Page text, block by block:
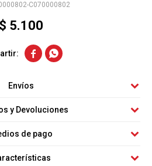
C070000802
$ 5.100
 
Envíos
y Devoluciones
de pago